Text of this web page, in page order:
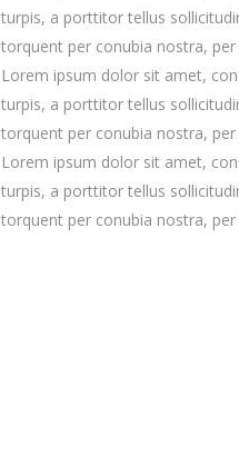
turpis, a porttitor tellus
torquent per conubia nostra,
Lorem ipsum dolor sit amet,
turpis, a porttitor tellus
torquent per conubia nostra,
Lorem ipsum dolor sit amet,
turpis, a porttitor tellus
torquent per conubia nostra,